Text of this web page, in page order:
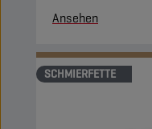
Ansehen
SCHMIERFETTE